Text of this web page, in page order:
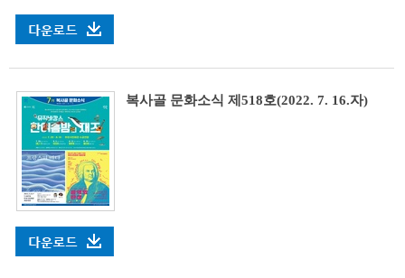
복사골 문화소식 제518호(2022. 7. 16.자)